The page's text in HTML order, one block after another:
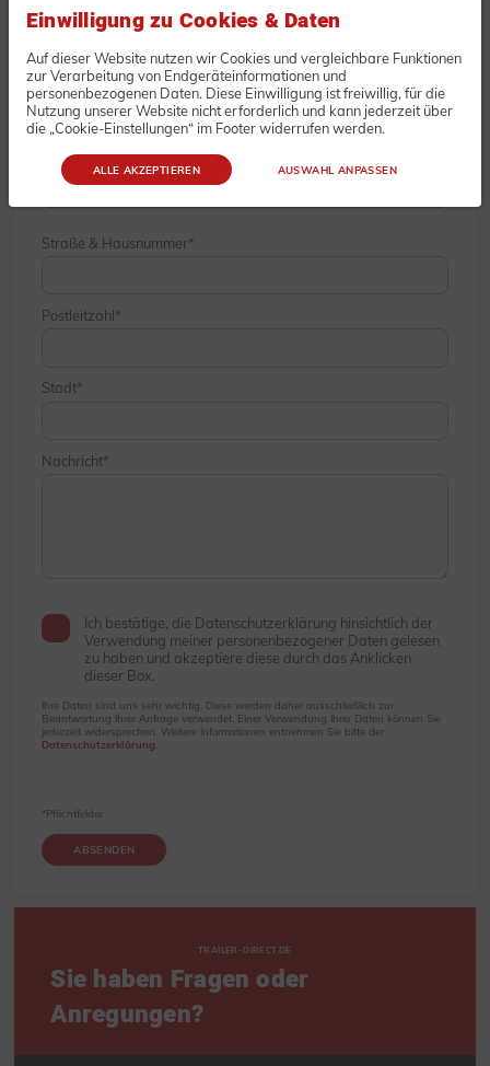
E-Mail
Telefon
Unternehmen
Straße & Hausnummer
Postleitzahl
Stadt
Nachricht
Ich bestätige, die Datenschutzerklärung hinsichtlich der
Verwendung meiner personenbezogener Daten gelesen
zu haben und akzeptiere diese durch das Anklicken
dieser Box.
Ihre Daten sind uns sehr wichtig. Diese werden daher ausschließlich zur
Beantwortung Ihrer Anfrage verwendet. Einer Verwendung Ihrer Daten können Sie
jederzeit widersprechen. Weitere Informationen entnehmen Sie bitte der
Datenschutzerklärung
ABSENDEN
*Pflichtfelder
TRAILER-DIRECT.DE
Sie haben Fragen oder
Anregungen?
Einwilligung zu Cookies & Daten
Auf dieser Website nutzen wir Cookies und vergleichbare Funktionen
zur Verarbeitung von Endgeräteinformationen und
personenbezogenen Daten. Diese Einwilligung ist freiwillig, für die
Nutzung unserer Website nicht erforderlich und kann jederzeit über
die „Cookie-Einstellungen“ im Footer widerrufen werden.
ALLE AKZEPTIEREN AUSWAHL ANPASSEN